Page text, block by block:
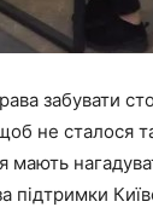
забувати
не сталося
мають